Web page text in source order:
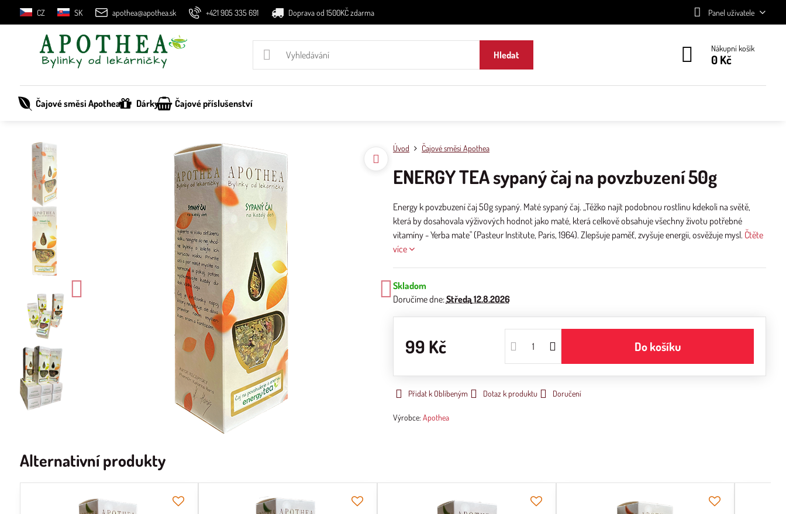
CZ SK apothea@apothea.sk +421 905 335 691 Doprava od 1500KČ zdarma Panel uživatele
Hledat
Nákupní košík
0 Kč
Čajové směsi Apothea Dárky Čajové příslušenství
Úvod Čajové směsi Apothea
ENERGY TEA sypaný čaj na povzbuzení 50g
Energy k povzbuzení čaj 50g sypaný. Maté sypaný čaj. „Těžko najít podobnou rostlinu kdekoli na světě,
která by dosahovala výživových hodnot jako maté, která celkově obsahuje všechny životu potřebné
vitamíny - Yerba mate" (Pasteur Institute, Paris, 1964). Zlepšuje paměť, zvyšuje energii, osvěžuje mysl. Čtěte
více
Skladom
Doručíme dne:Středa 12.8.2026
99 Kč Do košíku
Přidat k Oblíbeným Dotaz k produktu Doručení
Výrobce: Apothea
Alternativní produkty